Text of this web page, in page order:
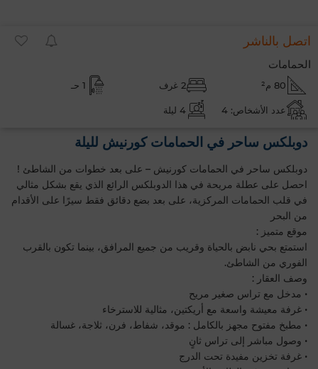
اتصل بالناشر
الحمامات
80 م² 2 غرف 1 حـ
عدد الأشخاص: 4 4 ليلة
دوبلكس ساحر في الحمامات كورنيش لليلة
دوبلكس ساحر في الحمامات كورنيش – على بعد خطوات من الشاطئ !
احصل على عطلة مريحة في هذا الدوبلكس الرائع الذي يقع بشكل مثالي
في قلب الحمامات المركزية، على بعد بضع دقائق فقط سيرًا على الأقدام
من البحر
موقع متميز :
استمتع بحي نابض بالحياة وقريب من جميع المرافق، بينما تكون بالقرب
الفوري من الشاطئ.
وصف العقار :
• مدخل مع تراس صغير مريح
• غرفة معيشة واسعة مع أريكتين، مثالية للاسترخاء
• مطبخ مفتوح مجهز بالكامل : موقد، شفاط، فرن، ثلاجة، غسالة
• وصول مباشر إلى تراس ثانٍ
• غرفة تخزين مفيدة تحت الدرج